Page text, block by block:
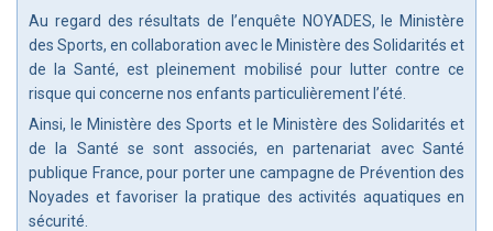
Au regard des résultats de l’enquête NOYADES, le Ministère
des Sports, en collaboration avec le Ministère des Solidarités et
de la Santé, est pleinement mobilisé pour lutter contre ce
risque qui concerne nos enfants particulièrement l’été.
Ainsi, le Ministère des Sports et le Ministère des Solidarités et
de la Santé se sont associés, en partenariat avec Santé
publique France, pour porter une campagne de Prévention des
Noyades et favoriser la pratique des activités aquatiques en
sécurité.